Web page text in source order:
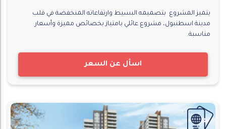
يتميز المشروع بتصميمه البسيط وارتفاعاته المنخفضة في قلب
مدينة اسطنبول، مشروع عائلي بامتياز بخصائص مميزة وأسعار
مناسبة.
اسأل عن السعر